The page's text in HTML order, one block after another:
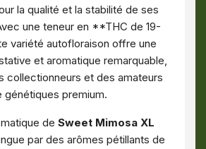
la qualité et la stabilité de ses
une teneur en **THC de 19-
variété autofloraison offre une
et aromatique remarquable,
collectionneurs et des amateurs
génétiques premium.
de Sweet Mimosa XL
par des arômes pétillants de